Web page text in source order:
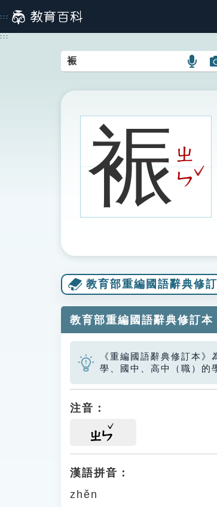
到
主
:::
:::
語
搜
圖
裖ㄓ
ㄣ
ˇ
教育部重編國語辭典修
教育部重編國語辭典修訂本
《重編國語辭典修訂本
學、國中、高中（職）的
注音：
ㄓㄣ
漢語拼音：
zhěn